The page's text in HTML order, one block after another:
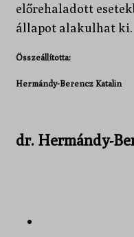
előrehaladott
állapot alakulhat ki.
Összeállította:
Hermándy-Berencz Katalin
dr. Hermándy-